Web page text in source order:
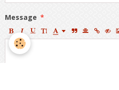
Message